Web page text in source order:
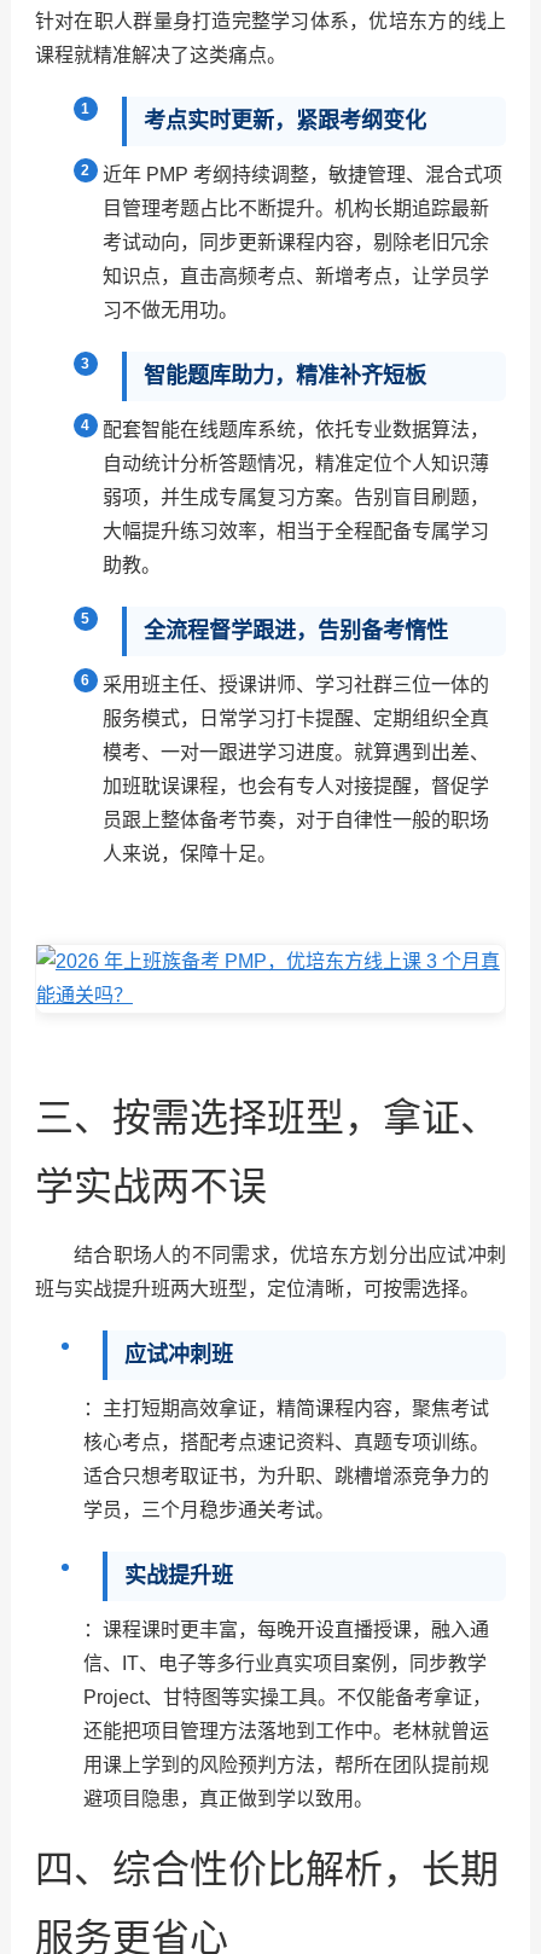
针对在职人群量身打造完整学习体系，优培东方的线上
课程就精准解决了这类痛点。
考点实时更新，紧跟考纲变化
近年 PMP 考纲持续调整，敏捷管理、混合式项
目管理考题占比不断提升。机构长期追踪最新
考试动向，同步更新课程内容，剔除老旧冗余
知识点，直击高频考点、新增考点，让学员学
习不做无用功。
智能题库助力，精准补齐短板
配套智能在线题库系统，依托专业数据算法，
自动统计分析答题情况，精准定位个人知识薄
弱项，并生成专属复习方案。告别盲目刷题，
大幅提升练习效率，相当于全程配备专属学习
助教。
全流程督学跟进，告别备考惰性
采用班主任、授课讲师、学习社群三位一体的
服务模式，日常学习打卡提醒、定期组织全真
模考、一对一跟进学习进度。就算遇到出差、
加班耽误课程，也会有专人对接提醒，督促学
员跟上整体备考节奏，对于自律性一般的职场
人来说，保障十足。
三、按需选择班型，拿证、
学实战两不误
结合职场人的不同需求，优培东方划分出应试冲刺
班与实战提升班两大班型，定位清晰，可按需选择。
应试冲刺班
：主打短期高效拿证，精简课程内容，聚焦考试
核心考点，搭配考点速记资料、真题专项训练。
适合只想考取证书，为升职、跳槽增添竞争力的
学员，三个月稳步通关考试。
实战提升班
：课程课时更丰富，每晚开设直播授课，融入通
信、IT、电子等多行业真实项目案例，同步教学
Project、甘特图等实操工具。不仅能备考拿证，
还能把项目管理方法落地到工作中。老林就曾运
用课上学到的风险预判方法，帮所在团队提前规
避项目隐患，真正做到学以致用。
四、综合性价比解析，长期
服务更省心